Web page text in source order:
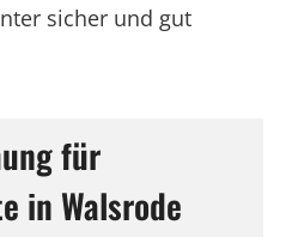
sicher und gut
für
in Walsrode